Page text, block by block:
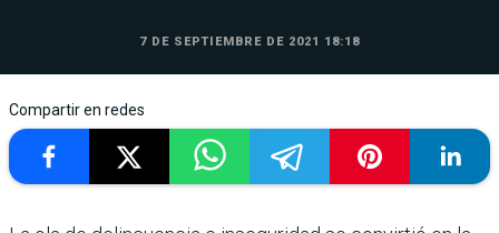
7 DE SEPTIEMBRE DE 2021 18:18
Compartir en redes